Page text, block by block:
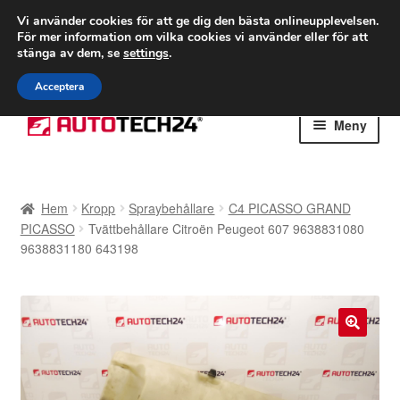
FRAKT från 75 kr
Världsomspännande frakt
Ring 766 924 713
Hoppa
till
Hoppa
till
Meny
Betalningar
Klagomål
Kolla upp
Hem Kropp Spraybehållare
C4 PICASSO GRAND
PICASSO
Tvättbehållare Citroën Peugeot 607 9638831080
9638831180 643198
Vi använder cookies för att ge dig den bästa onlineupplevelsen.
För mer information om vilka cookies vi använder eller för att
stänga av dem, se settings.
Acceptera